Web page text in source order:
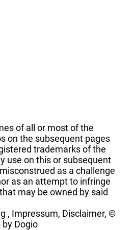
of all or most of the
on the subsequent pages
trademarks of the
use on this or subsequent
as a challenge
as an attempt to infringe
may be owned by said
, Impressum, Disclaimer, ©
by Dogio